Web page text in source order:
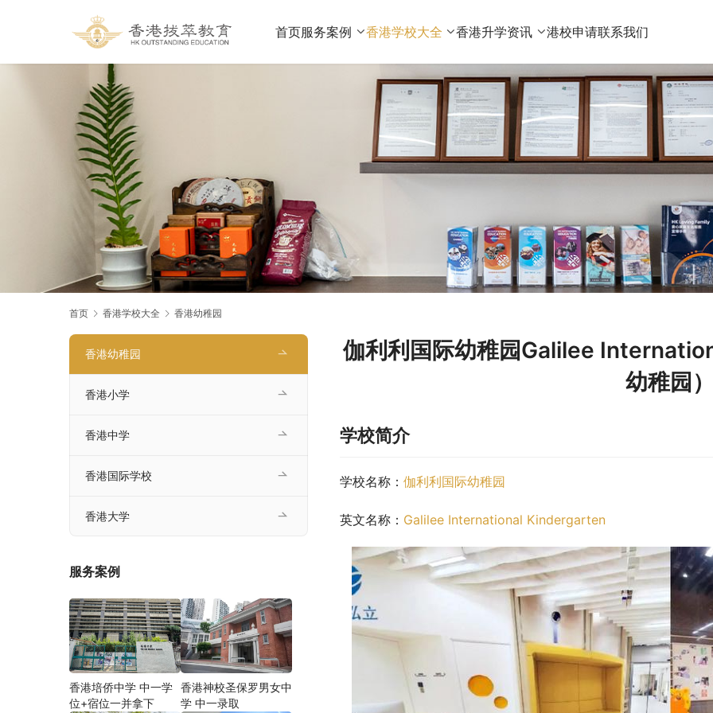
首页服务案例 香港学校大全 香港升学资讯 港校申请联系我们
首页 香港学校大全 香港幼稚园
伽利利国际幼稚园Galilee
幼稚园
学校简介
学校名称： 伽利利国际幼稚园
英文名称： Galilee International Kindergarten
香港幼稚园
香港小学
香港中学
香港国际学校
香港大学
服务案例
香港培侨中学 中一学
位+宿位一并拿下
香港神校圣保罗男女中
学 中一录取